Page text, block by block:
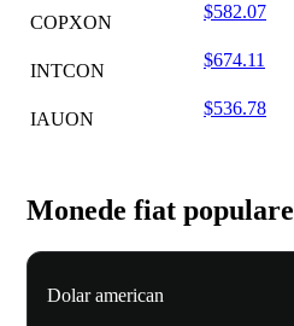
COPXON
$582.07
INTCON
$674.11
IAUON
$536.78
Monede fiat populare
Dolar american